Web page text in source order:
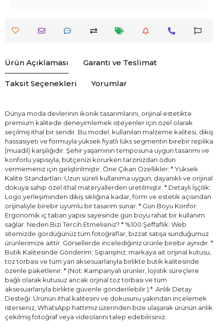
Ürün Açıklaması Garanti ve Teslimat
Taksit Seçenekleri Yorumlar
Dünya moda devlerinin ikonik tasarımlarını, orijinal estetikte
premium kalitede deneyimlemek isteyenler için özel olarak
seçilmiş ithal bir seridir. Bu model; kullanılan malzeme kalitesi, dikiş
hassasiyeti ve formuyla yüksek fiyatlı lüks segmentin birebir replika
(muadil) karşılığıdır. Şehir yaşamının temposuna uygun tasarımı ve
konforlu yapısıyla, bütçenizi korurken tarzınızdan ödün
vermemeniz için geliştirilmiştir. Öne Çıkan Özellikler: * Yüksek
Kalite Standartları: Uzun süreli kullanıma uygun, dayanıklı ve orijinal
dokuya sahip özel ithal materyallerden üretilmiştir. * Detaylı İşçilik:
Logo yerleşiminden dikiş sıklığına kadar, form ve estetik açısından
orijinaliyle birebir uyumlu bir tasarım sunar. * Gün Boyu Konfor:
Ergonomik iç taban yapısı sayesinde gün boyu rahat bir kullanım
sağlar. Neden Bizi Tercih Etmelisiniz? * %100 Şeffaflık: Web
sitemizde gördüğünüz tüm fotoğraflar, bizzat satışa sunduğumuz
ürünlerimize aittir. Görsellerde incelediğiniz ürünle birebir aynıdır. *
Butik Kalitesinde Gönderim: Siparişiniz; markaya ait orijinal kutusu,
toz torbası ve tüm yan aksesuarlarıyla birlikte butik kalitesinde
özenle paketlenir. * (Not: Kampanyalı ürünler, lojistik süreçlere
bağlı olarak kutusuz ancak orjinal toz torbası ve tüm
aksesuarlarıyla birlikte güvenle gönderilebilir.) * ⁠ Anlık Detay
Desteği: Ürünün ithal kalitesini ve dokusunu yakından incelemek
isterseniz, WhatsApp hattımız üzerinden bize ulaşarak ürünün anlık
çekilmiş fotoğraf veya videolarını talep edebilirsiniz.